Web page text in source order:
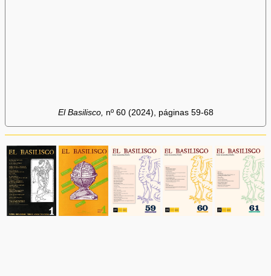
El Basilisco, nº 60 (2024), páginas 59-68